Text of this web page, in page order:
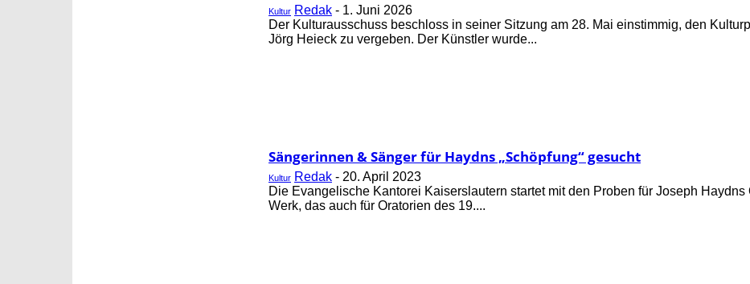
Kultur Redak - 1. Juni 2026
Der Kulturausschuss beschloss in seiner Sitzung am 28. Mai einstimmig, den
Jörg Heieck zu vergeben. Der Künstler wurde...
Sängerinnen & Sänger für Haydns „Schöpfung“ gesucht
Kultur Redak - 20. April 2023
Die Evangelische Kantorei Kaiserslautern startet mit den Proben für Joseph Haydns
Werk, das auch für Oratorien des 19....